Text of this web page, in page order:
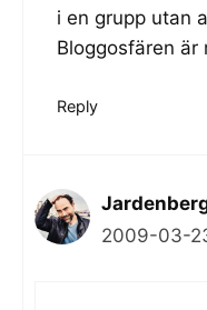
i en grupp utan
Bloggosfären
Reply
2009-03-